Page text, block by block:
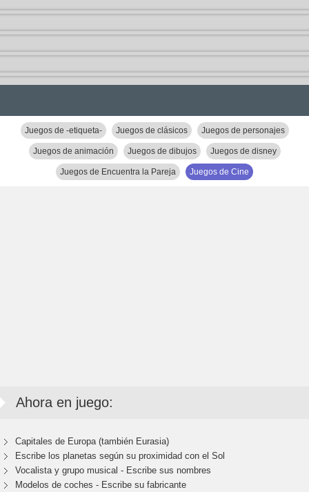
Juegos de -etiqueta- Juegos de clásicos Juegos de personajes
Juegos de animación Juegos de dibujos Juegos de disney
Juegos de Encuentra la Pareja Juegos de Cine
Ahora en juego:
Capitales de Europa (también Eurasia)
Escribe los planetas según su proximidad con el Sol
Vocalista y grupo musical - Escribe sus nombres
Modelos de coches - Escribe su fabricante